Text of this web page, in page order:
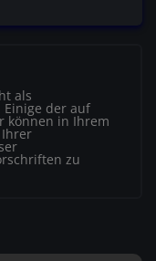
als
der auf
können in Ihrem
zu